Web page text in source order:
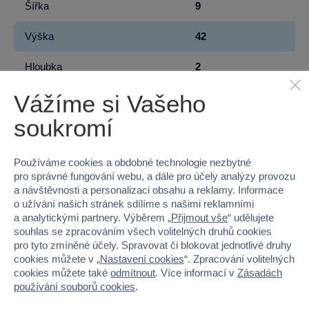
Šířka 9
Výška 42
Hloubka 2
Hmotnost v gramech 80
Baterie produktu - vyžaduje
Baterie produktu - součást balení Ne
Baterie produktu - počet 3
Baterie produktu - typ AA (LR6) tužkové 1,5V
100 %
Vážíme si Vašeho
soukromí
Používáme cookies a obdobné technologie nezbytné
pro správné fungování webu, a dále pro účely analýzy provozu
a návštěvnosti a personalizaci obsahu a reklamy. Informace
o užívání našich stránek sdílíme s našimi reklamními
a analytickými partnery. Výběrem „Přijmout vše“ udělujete
souhlas se zpracováním všech volitelných druhů cookies
pro tyto zmíněné účely. Spravovat či blokovat jednotlivé druhy
cookies můžete v „Nastavení cookies“. Zpracování volitelných
cookies můžete také odmítnout. Více informací v Zásadách
používání souborů cookies.